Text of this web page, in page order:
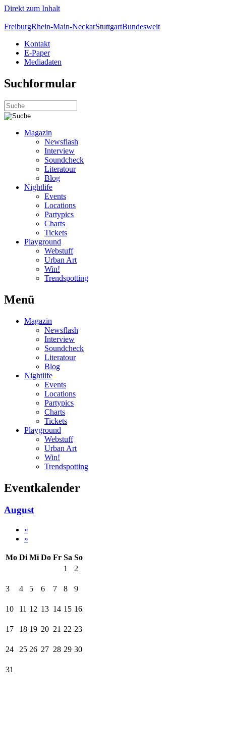
Direkt zum Inhalt
FreiburgRhein-Main-NeckarStuttgartBundesweit
Kontakt
E-Paper
Mediadaten
Suchformular
Magazin
Newsflash
Interview
Soundcheck
Literatour
Blog
Nightlife
Events
Locations
Partypics
Charts
Tickets
Playground
Webstuff
Urban Art
Win!
Trendspotting
Menü
Magazin
Newsflash
Interview
Soundcheck
Literatour
Blog
Nightlife
Events
Locations
Partypics
Charts
Tickets
Playground
Webstuff
Urban Art
Win!
Trendspotting
Eventkalender
August
«
»
Mo Di Mi Do Fr Sa So
1
2
3 4 5 6 7 8 9
10 11 12 13 14 15 16
17 18 19 20 21 22 23
24 25 26 27 28 29 30
31